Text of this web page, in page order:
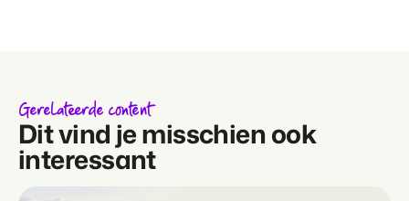
Gerelateerde content
Dit vind je misschien ook
interessant